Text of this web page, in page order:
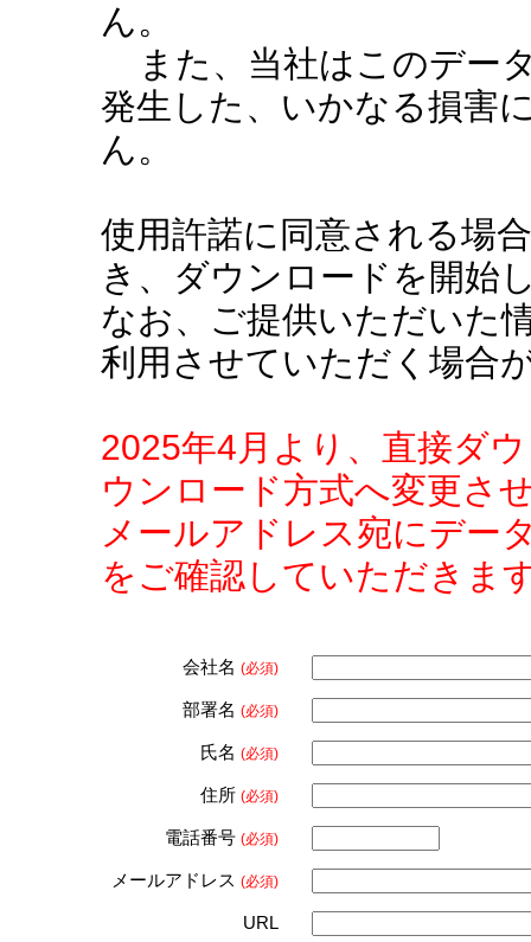
ん。
また、当社はこのデー
発生した、いかなる損害
ん。
使用許諾に同意される場
き、ダウンロードを開始
なお、ご提供いただいた
利用させていただく場合
2025年4月より、直接ダ
ウンロード方式へ変更さ
メールアドレス宛にデー
をご確認していただきま
会社名 (必須)
部署名 (必須)
氏名 (必須)
住所 (必須)
電話番号 (必須)
メールアドレス (必須)
URL